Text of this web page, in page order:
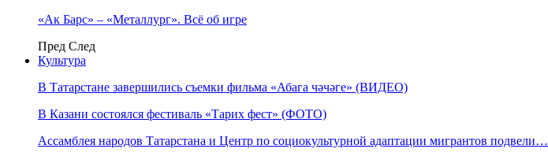
«Ак Барс» – «Металлург». Всё об игре
Пред След
Культура
В Татарстане завершились съемки фильма «Абага чәчәге» (ВИДЕО)
В Казани состоялся фестиваль «Тарих фест» (ФОТО)
Ассамблея народов Татарстана и Центр по социокультурной адаптации мигрантов подвели…